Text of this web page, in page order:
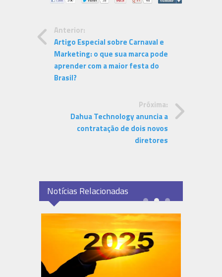
Anterior:
Artigo Especial sobre Carnaval e
Marketing: o que sua marca pode
aprender com a maior festa do
Brasil?
Próxima:
Dahua Technology anuncia a
contratação de dois novos
diretores
Notícias Relacionadas